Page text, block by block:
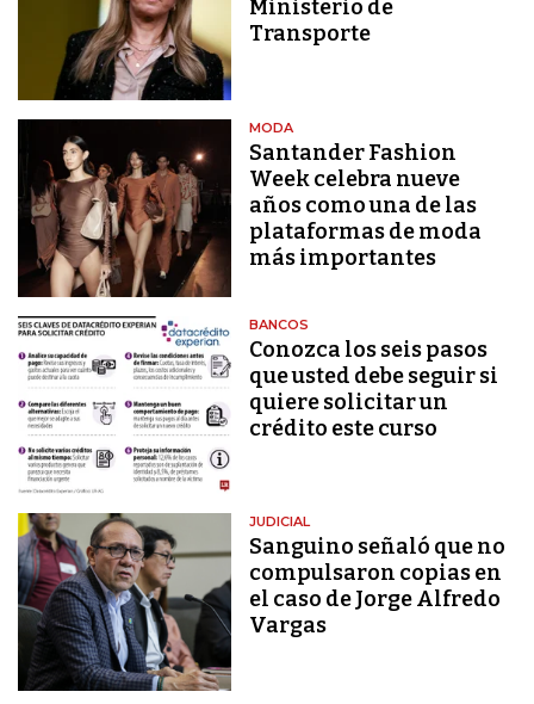
Ministerio de
Transporte
MODA
Santander Fashion
Week celebra nueve
años como una de las
plataformas de moda
más importantes
BANCOS
Conozca los seis pasos
que usted debe seguir si
quiere solicitar un
crédito este curso
JUDICIAL
Sanguino señaló que no
compulsaron copias en
el caso de Jorge Alfredo
Vargas